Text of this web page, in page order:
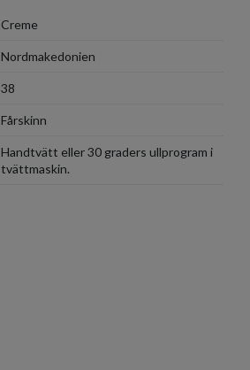
Creme
Nordmakedonien
38
Fårskinn
Handtvätt eller 30 graders ullprogram i
tvättmaskin.